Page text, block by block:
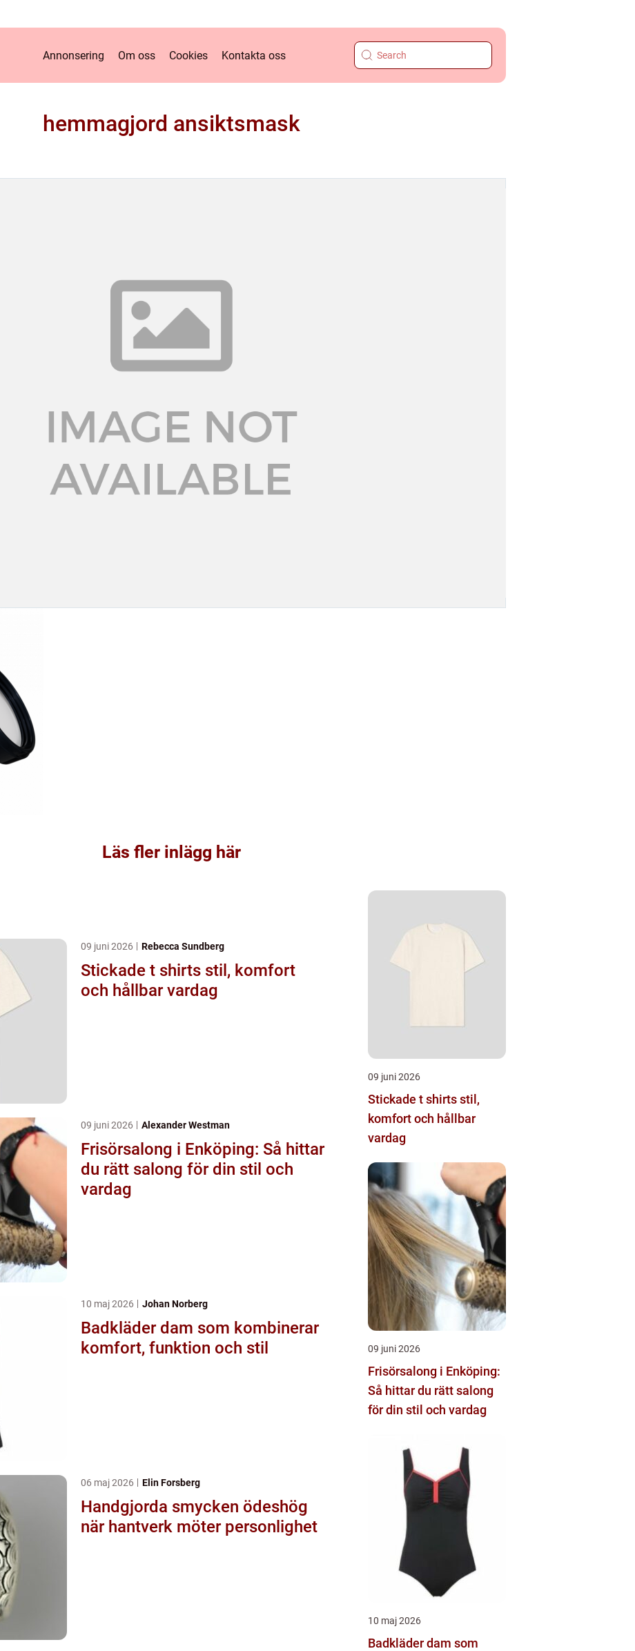
Annonsering Om oss Cookies Kontakta oss
hemmagjord ansiktsmask
Läs fler inlägg här
09 juni 2026 Rebecca Sundberg
Stickade t shirts stil, komfort
och hållbar vardag
09 juni 2026 Alexander Westman
Frisörsalong i Enköping: Så hittar
du rätt salong för din stil och
vardag
10 maj 2026 Johan Norberg
Badkläder dam som kombinerar
komfort, funktion och stil
06 maj 2026 Elin Forsberg
Handgjorda smycken ödeshög
när hantverk möter personlighet
09 juni 2026
Stickade t shirts stil,
komfort och hållbar
vardag
09 juni 2026
Frisörsalong i Enköping:
Så hittar du rätt salong
för din stil och vardag
10 maj 2026
Badkläder dam som